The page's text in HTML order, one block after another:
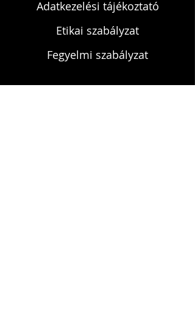
Adatkezelési tájékoztató
Etikai szabályzat
Fegyelmi szabályzat